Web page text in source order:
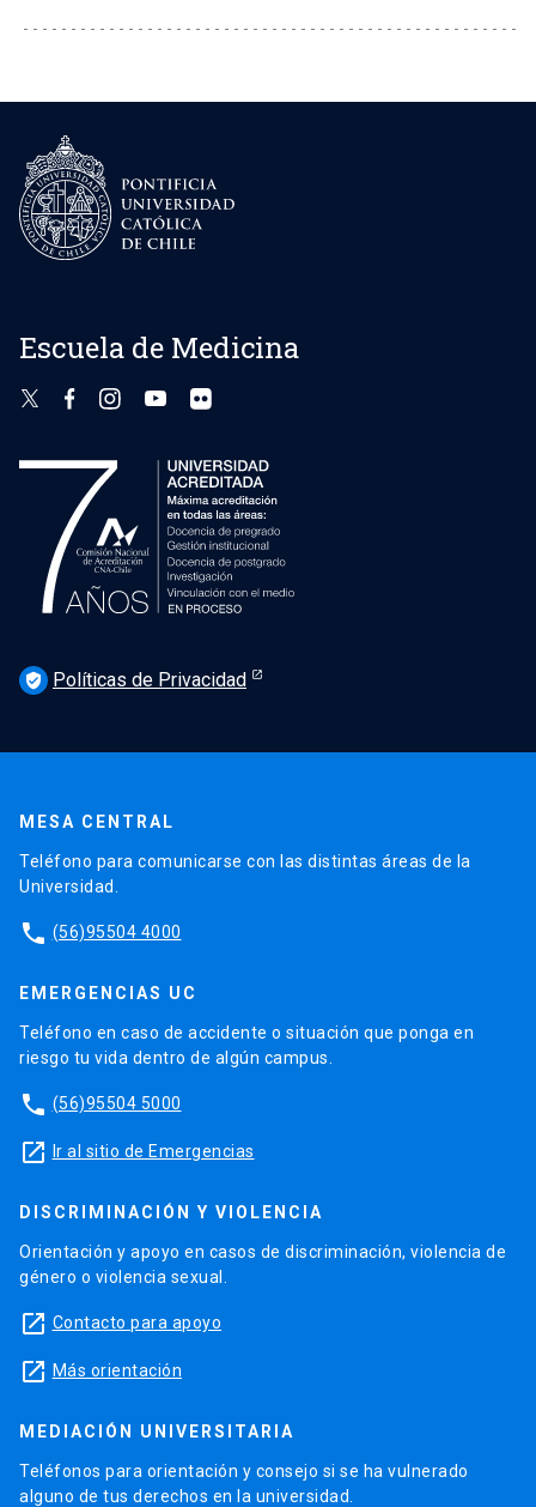
Escuela de Medicina
verified_user Políticas de Privacidad
MESA CENTRAL
Teléfono para comunicarse con las distintas áreas de la
Universidad.
phone (56)95504 4000
EMERGENCIAS UC
Teléfono en caso de accidente o situación que ponga en
riesgo tu vida dentro de algún campus.
phone (56)95504 5000
launch Ir al sitio de Emergencias
DISCRIMINACIÓN Y VIOLENCIA
Orientación y apoyo en casos de discriminación, violencia de
género o violencia sexual.
launch Contacto para apoyo
launch Más orientación
MEDIACIÓN UNIVERSITARIA
Teléfonos para orientación y consejo si se ha vulnerado
alguno de tus derechos en la universidad.